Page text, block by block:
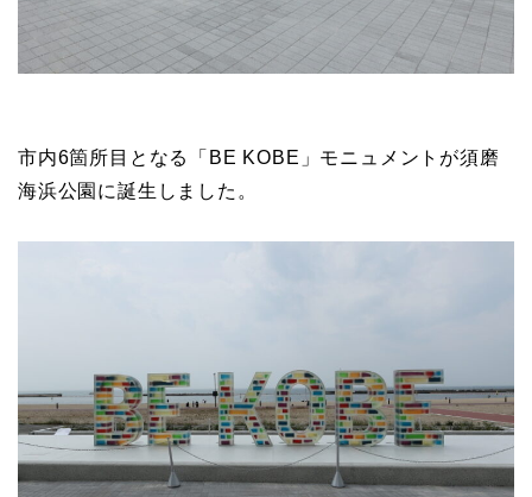
市内6箇所目となる「BE KOBE」モニュメントが須磨
海浜公園に誕生しました。